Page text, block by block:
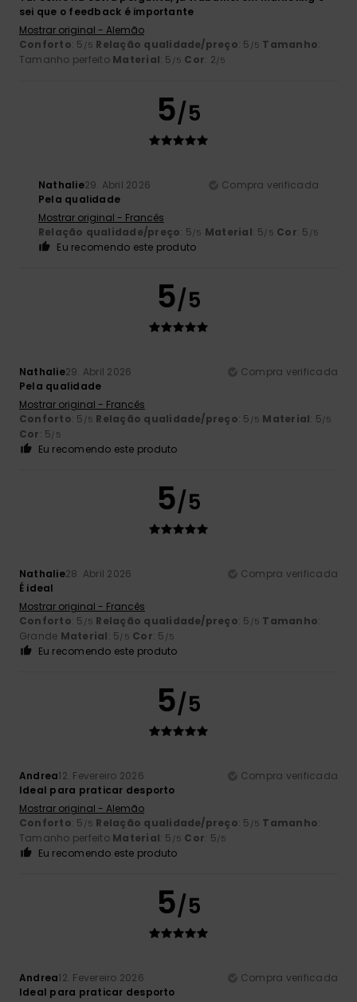
sei que o feedback é importante
Mostrar original - Alemão
Conforto: 5 /5 Relação qualidade/preço: 5 /5 Tamanho:
Tamanho perfeito Material: 5 /5 Cor: 2/5
5/5
Nathalie29. Abril 2026
Compra verificada
Pela qualidade
Mostrar original - Francês
Relação qualidade/preço: 5/5 Material: 5/5 Cor: 5 /5
Eu recomendo este produto
5/5
Nathalie29. Abril 2026
Compra verificada
Pela qualidade
Mostrar original - Francês
Conforto: 5 /5 Relação qualidade/preço: 5 /5 Material: 5/5
Cor: 5/5
Eu recomendo este produto
5/5
Nathalie28. Abril 2026
Compra verificada
É ideal
Mostrar original - Francês
Conforto: 5 /5 Relação qualidade/preço: 5 /5 Tamanho:
Grande Material: 5/5 Cor: 5 /5
Eu recomendo este produto
5/5
Andrea12. Fevereiro 2026
Compra verificada
Ideal para praticar desporto
Mostrar original - Alemão
Conforto: 5 /5 Relação qualidade/preço: 5 /5 Tamanho:
Tamanho perfeito Material: 5 /5 Cor: 5/5
Eu recomendo este produto
5/5
Andrea12. Fevereiro 2026
Compra verificada
Ideal para praticar desporto